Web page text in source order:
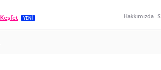
Keşfet YENİ Hakkımızda